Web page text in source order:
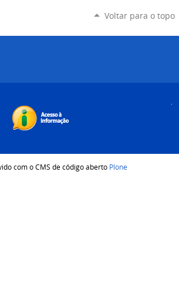
Voltar para o topo
com o CMS de código aberto Plone